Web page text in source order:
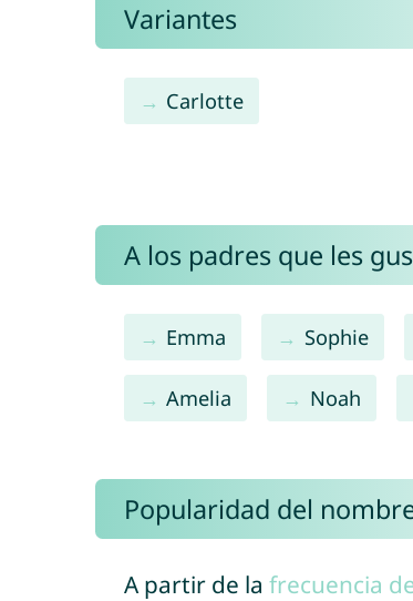
Variantes
Carlotte
A los padres que les
Emma Sophie
Amelia Noah
Popularidad del
A partir de la frecuencia